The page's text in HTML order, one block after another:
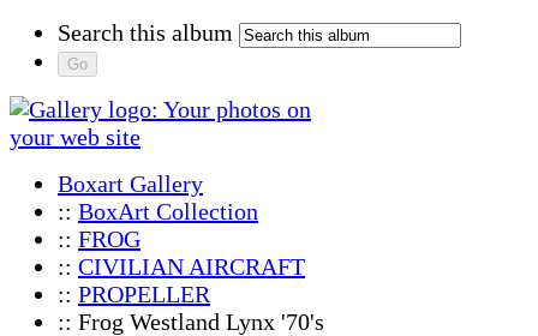
Search this album
Boxart Gallery
:: BoxArt Collection
:: FROG
:: CIVILIAN AIRCRAFT
:: PROPELLER
:: Frog Westland Lynx '70's